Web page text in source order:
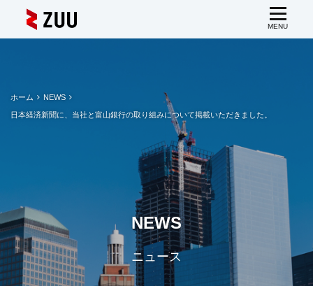
ホーム NEWS
日本経済新聞に、当社と富山銀行の取り組みについて掲載いただきました。
NEWS
ニュース